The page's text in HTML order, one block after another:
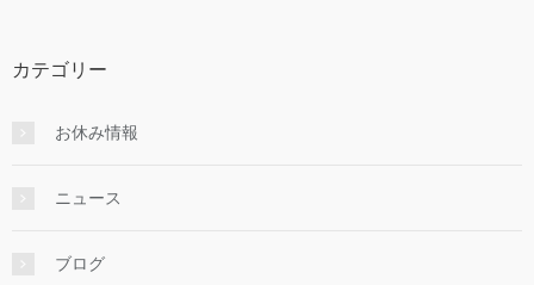
カテゴリー
お休み情報
ニュース
ブログ